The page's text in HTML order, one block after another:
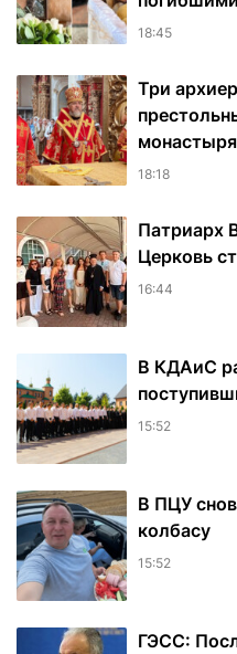
18:45
Три
монастыря
18:18
Патриарх
Церковь
16:44
В КДАиС
15:52
В ПЦУ
колбасу
15:52
ГЭСС: